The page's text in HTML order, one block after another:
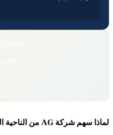
لماذا سهم شركة AG من الناحية الشرعية غير محدد؟